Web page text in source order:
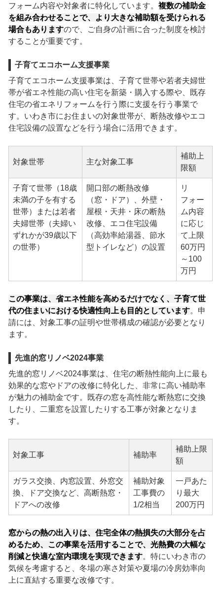
フォーム内容や対象者に特化しています。 複数の補助金
を組み合わせることで、より大きな補助額を受けられる
場合もありますので、ご自身の計画に合った制度を検討
することが重要です。
子育てエコホーム支援事業
子育てエコホーム支援事業は、子育て世帯や若者夫婦世
帯が省エネ性能の高い住宅を新築・購入する際や、既存
住宅の省エネリフォームを行う際に支援を行う事業で
す。いわき市にお住まいの対象世帯が、断熱改修やエコ
住宅設備の設置などを行う場合に活用できます。
対象世帯 主な対象工事
補助上
限額
子育て世帯（18歳
未満の子を有する
世帯）または若者
夫婦世帯（夫婦い
ずれかが39歳以下
の世帯）
開口部の断熱改修
（窓・ドア）、外壁・
屋根・天井・床の断熱
改修、エコ住宅設備
（高効率給湯器、節水
型トイレなど）の設置
リ
フォー
ム内容
に応じ
て上限
60万円
～100
万円
この事業は、省エネ性能を高めるだけでなく、子育て世
代の住まいにおける快適性向上も目的としています。申
請には、対象工事の証明や世帯構成の確認が必要となり
ます。
先進的窓リノベ2024事業
先進的窓リノベ2024事業は、住宅の断熱性能向上に最も
効果的な窓やドアの改修に特化した、非常に高い補助率
が魅力の補助金です。既存の窓を高性能な断熱窓に交換
したり、二重窓を設置したりする工事が対象となりま
す。
対象工事 補助率
補助上限
額
ガラス交換、内窓設置、外窓交
換、ドア交換など、高断熱窓・
ドアへの改修
補助対象
工事費の
1/2相当
一戸あた
り最大
200万円
窓からの熱の出入りは、住宅全体の熱損失の大部分を占
めるため、この事業を活用することで、光熱費の大幅な
削減と快適な室内環境を実現できます。特にいわき市の
気候を考慮すると、冬場の寒さ対策や夏場の冷房効率向
上に直結する重要な改修です。